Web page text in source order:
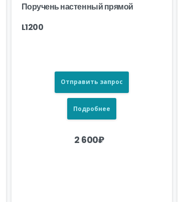
Поручень настенный прямой
L1200
Отправить запрос
Подробнее
2 600₽